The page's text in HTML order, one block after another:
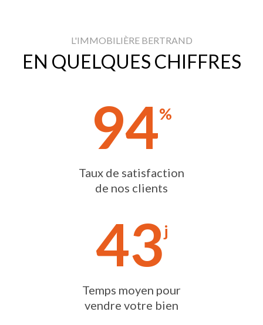
L'IMMOBILIÈRE BERTRAND
EN QUELQUES CHIFFRES
94%
Taux de satisfaction
de nos clients
43j
Temps moyen pour
vendre votre bien